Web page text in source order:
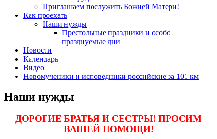
Приглашаем послужить Божией Матери!
Как проехать
Наши нужды
Престольные праздники и особо
празднуемые дни
Новости
Календарь
Видео
Новомученики и исповедники российские за 101 км
Наши нужды
ДОРОГИЕ БРАТЬЯ И СЕСТРЫ! ПРОСИМ
ВАШЕЙ ПОМОЩИ!